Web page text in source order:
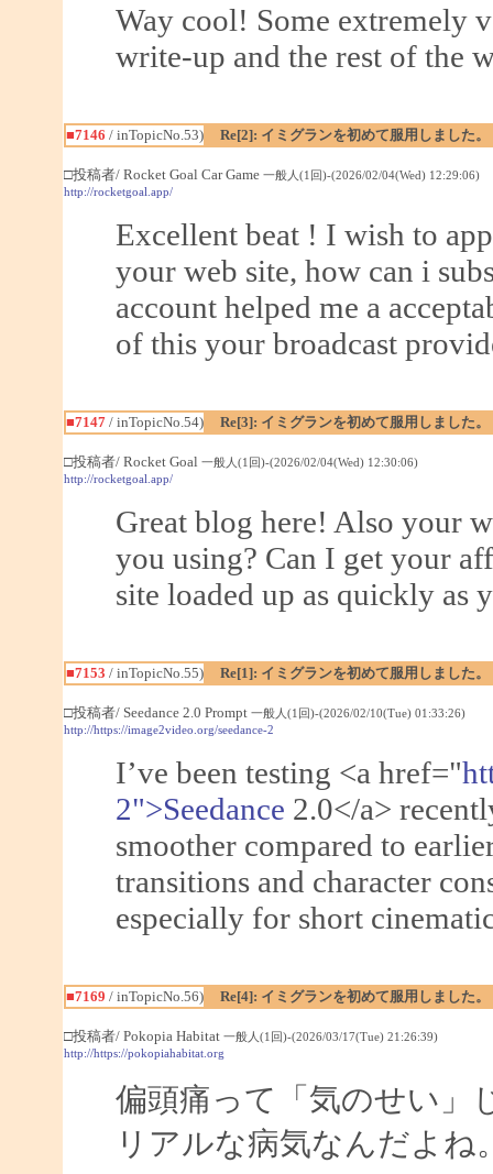
Way cool! Some extremely
write-up and the rest of the
■7146 / inTopicNo.53) Re[2]: イミグランを初めて服用しました。
□投稿者/ Rocket Goal Car Game 一般人(1回)-(2026/02/04(Wed) 12:29:06)
http://rocketgoal.app/
Excellent beat ! I wish to
your web site, how can i
account helped me a
of this your broadcast
■7147/ inTopicNo.54) Re[3]: イミグランを初めて服用しました。
□投稿者/ Rocket Goal 一般人(1回)-(2026/02/04(Wed) 12:30:06)
http://rocketgoal.app/
Great blog here! Also your
you using? Can I get your
site loaded up as quickly as
■7153 / inTopicNo.55) Re[1]: イミグランを初めて服用しました。
□投稿者/ Seedance 2.0 Prompt 一般人(1回)-(2026/02/10(Tue) 01:33:26)
http://https://image2video.org/seedance-2
I’ve been testing <a href="
2">Seedance 2.0</a>
smoother compared to
transitions and character
especially for short
■7169 / inTopicNo.56) Re[4]: イミグランを初めて服用しました。
□投稿者/ Pokopia Habitat 一般人(1回)-(2026/03/17(Tue) 21:26:39)
http://https://pokopiahabitat.org
偏頭痛って「気のせい」
リアルな病気なんだよね